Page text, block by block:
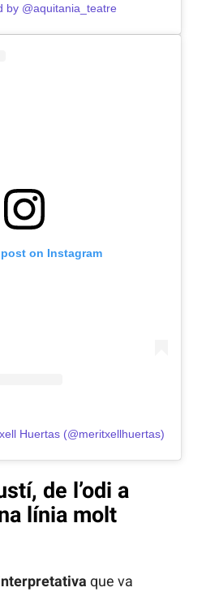
by @aquitania_teatre
on Instagram
Huertas (@meritxellhuertas)
de l’odi a
línia molt
que va